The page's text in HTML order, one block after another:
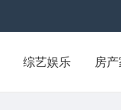
综艺娱乐 房